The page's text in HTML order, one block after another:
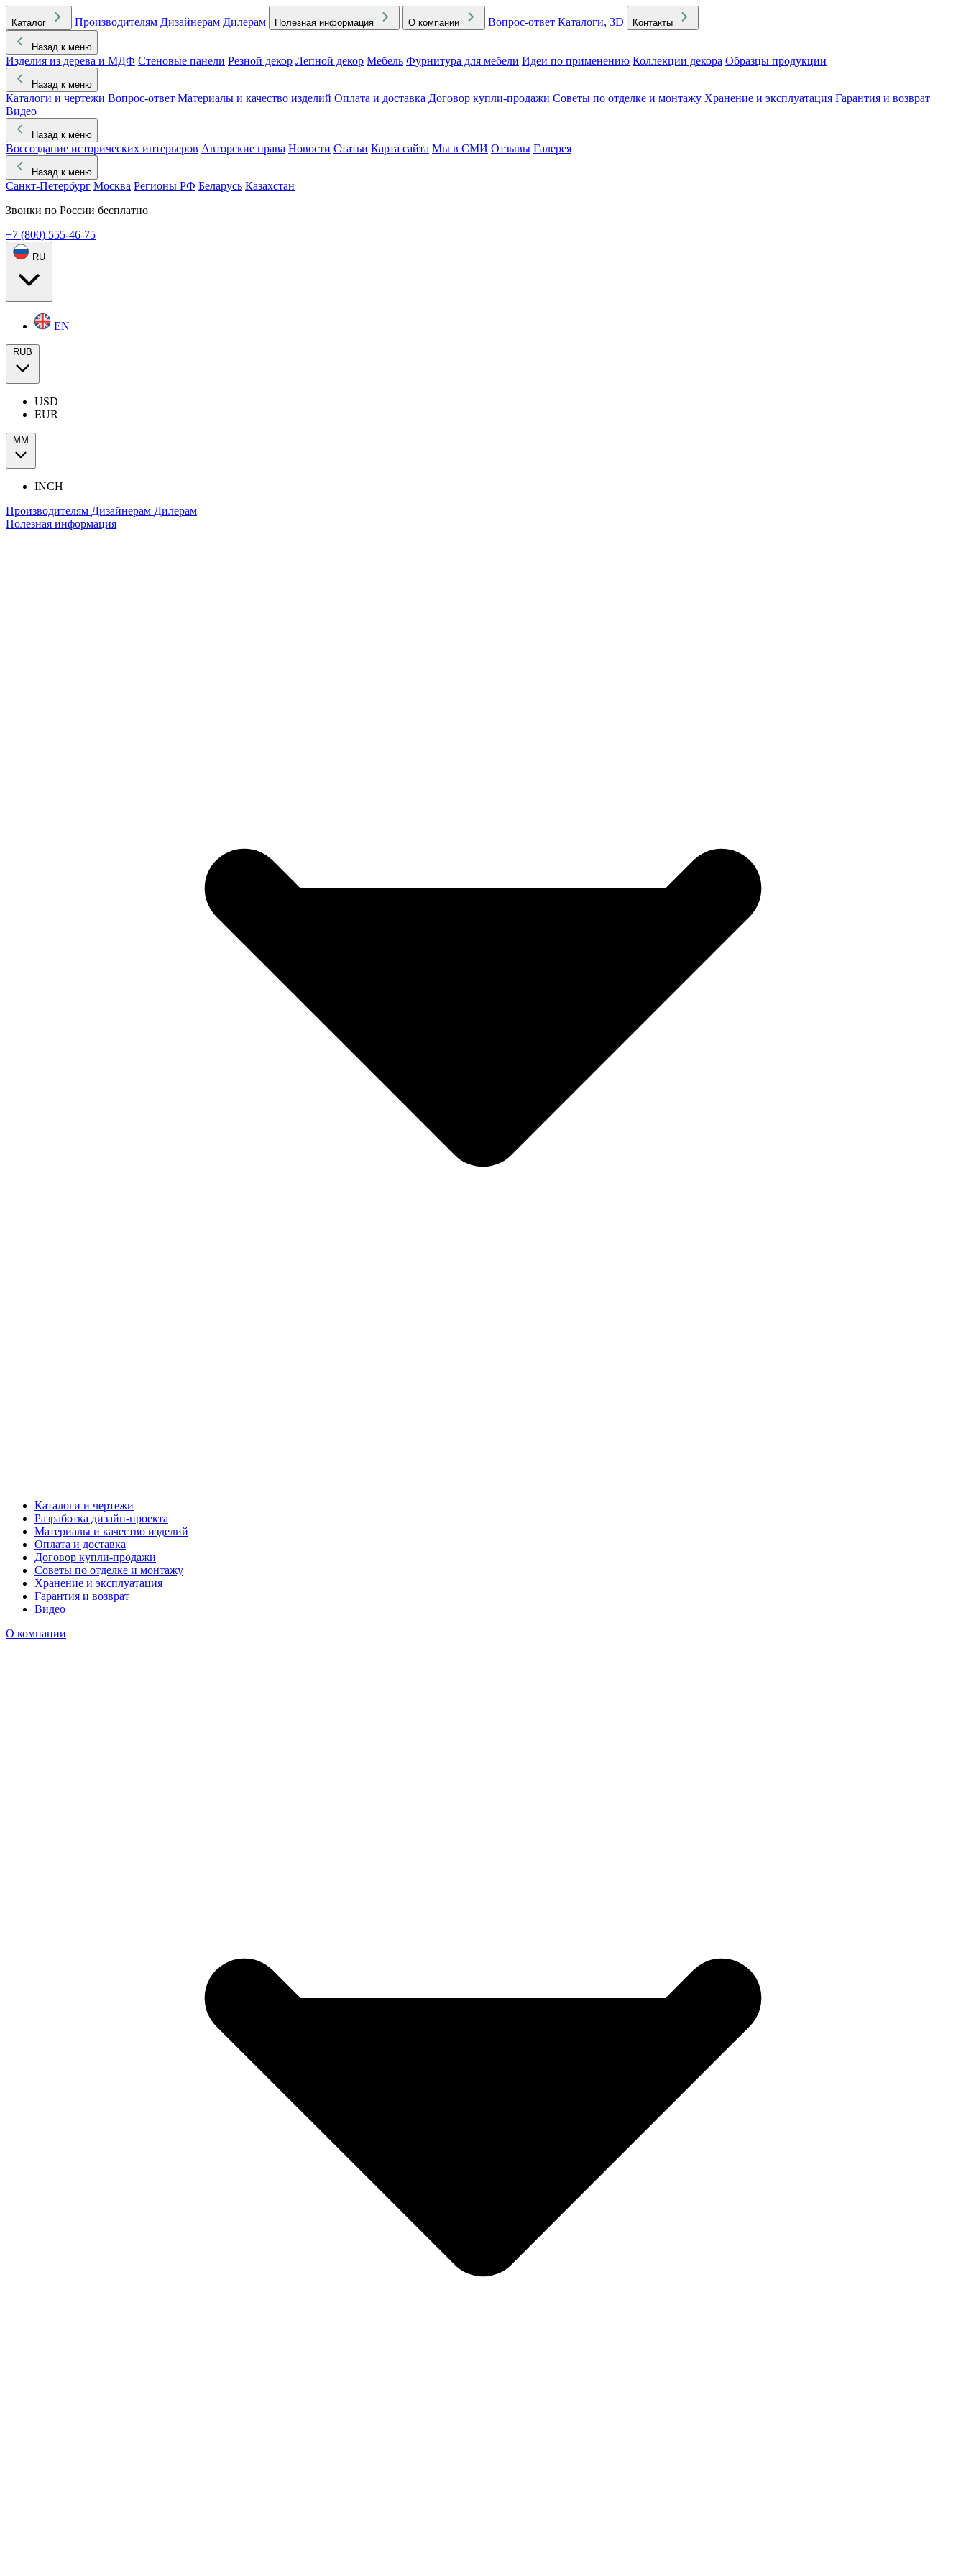
Каталог Производителям Дизайнерам Дилерам Полезная информация О компании Вопрос-ответ Каталоги, 3D Контакты
Назад к меню
Изделия из дерева и МДФ Стеновые панели Резной декор Лепной декор Мебель Фурнитура для мебели Идеи по применению Коллекции декора Образцы продукции
Назад к меню
Каталоги и чертежи Вопрос-ответ Материалы и качество изделий Оплата и доставка Договор купли-продажи Советы по отделке и монтажу Хранение и эксплуатация Гарантия и возврат
Видео
Назад к меню
Воссоздание исторических интерьеров Авторские права Новости Статьи Карта сайта Мы в СМИ Отзывы Галерея
Назад к меню
Санкт-Петербург Москва Регионы РФ Беларусь Казахстан
Звонки по России бесплатно
+7 (800) 555-46-75
RU
EN
RUB
USD
EUR
ММ
INCH
Производителям Дизайнерам Дилерам
Полезная информация
Каталоги и чертежи
Разработка дизайн-проекта
Материалы и качество изделий
Оплата и доставка
Договор купли-продажи
Советы по отделке и монтажу
Хранение и эксплуатация
Гарантия и возврат
Видео
О компании